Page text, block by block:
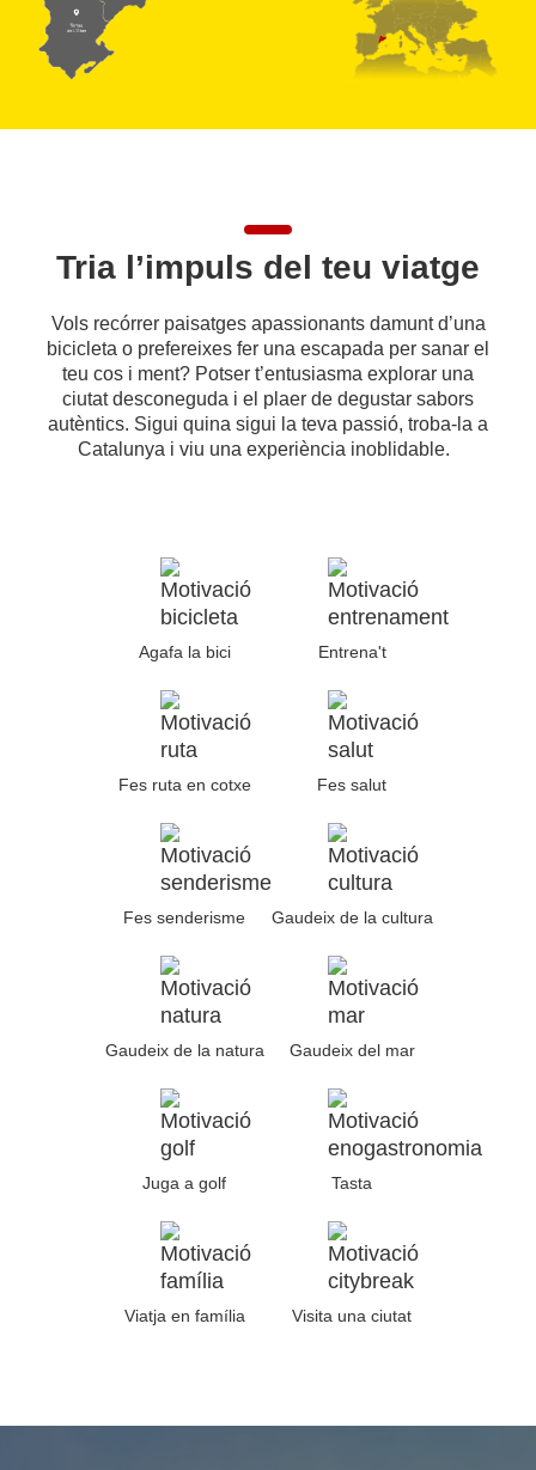
Tria l’impuls del teu viatge
Vols recórrer paisatges apassionants damunt d’una
bicicleta o prefereixes fer una escapada per sanar el
teu cos i ment? Potser t’entusiasma explorar una
ciutat desconeguda i el plaer de degustar sabors
autèntics. Sigui quina sigui la teva passió, troba-la a
Catalunya i viu una experiència inoblidable.
Agafa la bici Entrena't
Fes ruta en cotxe Fes salut
Fes senderisme Gaudeix de la cultura
Gaudeix de la natura Gaudeix del mar
Juga a golf Tasta
Viatja en família Visita una ciutat